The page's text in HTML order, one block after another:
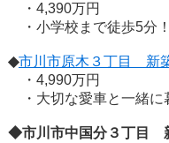
・4,390万円
・小学校まで徒歩5分
◆市川市原木３丁目 新
・4,990万円
・大切な愛車と一緒に
◆市川市中国分３丁目